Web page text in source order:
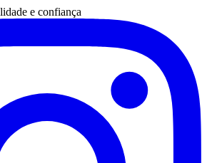
e confiança